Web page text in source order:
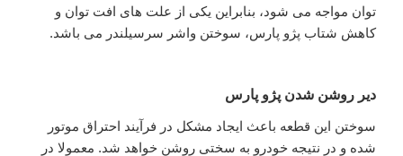
توان مواجه می شود، بنابراین یکی از علت های افت توان و
کاهش شتاب پژو پارس، سوختن واشر سرسیلندر می باشد.
دیر روشن شدن پژو پارس
سوختن این قطعه باعث ایجاد مشکل در فرآیند احتراق موتور
شده و در نتیجه خودرو به سختی روشن خواهد شد. معمولا در